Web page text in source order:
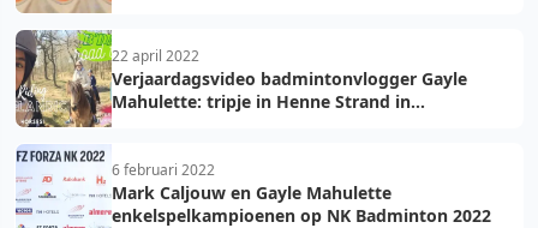
22 april 2022
Verjaardagsvideo badmintonvlogger Gayle
Mahulette: tripje in Henne Strand in
6 februari 2022
Mark Caljouw en Gayle Mahulette
enkelspelkampioenen op NK Badminton 2022